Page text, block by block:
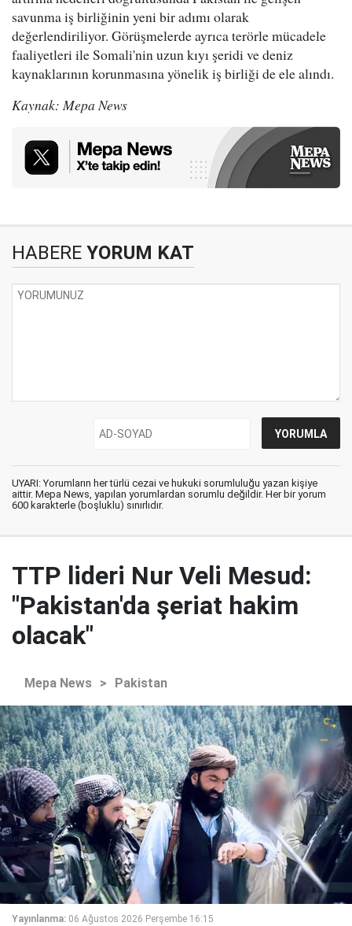
savunma iş birliğinin yeni bir adımı olarak
değerlendiriliyor. Görüşmelerde ayrıca terörle mücadele
faaliyetleri ile Somali'nin uzun kıyı şeridi ve deniz
kaynaklarının korunmasına yönelik iş birliği de ele alındı.
Kaynak: Mepa News
HABERE YORUM KAT
UYARI: Yorumların her türlü cezai ve hukuki sorumluluğu yazan kişiye
aittir. Mepa News, yapılan yorumlardan sorumlu değildir. Her bir yorum
600 karakterle (boşluklu) sınırlıdır.
TTP lideri Nur Veli Mesud:
"Pakistan'da şeriat hakim
olacak"
Mepa News > Pakistan
Yayınlanma: 06 Ağustos 2026 Perşembe 16:15